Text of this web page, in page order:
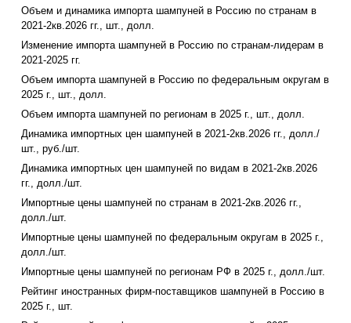
Объем и динамика импорта шампуней в Россию по странам в
2021-2кв.2026 гг., шт., долл.
Изменение импорта шампуней в Россию по странам-лидерам в
2021-2025 гг.
Объем импорта шампуней в Россию по федеральным округам в
2025 г., шт., долл.
Объем импорта шампуней по регионам в 2025 г., шт., долл.
Динамика импортных цен шампуней в 2021-2кв.2026 гг., долл./
шт., руб./шт.
Динамика импортных цен шампуней по видам в 2021-2кв.2026
гг., долл./шт.
Импортные цены шампуней по странам в 2021-2кв.2026 гг.,
долл./шт.
Импортные цены шампуней по федеральным округам в 2025 г.,
долл./шт.
Импортные цены шампуней по регионам РФ в 2025 г., долл./шт.
Рейтинг иностранных фирм-поставщиков шампуней в Россию в
2025 г., шт.